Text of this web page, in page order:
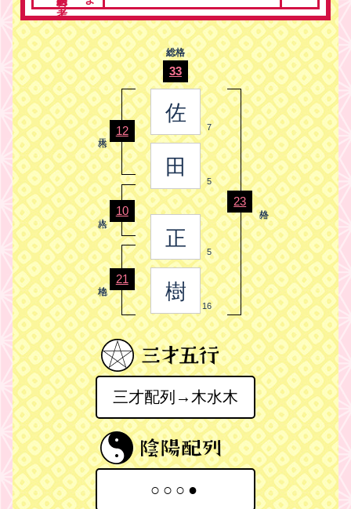
総格
33
佐
7
田
5
12
10
正
5
樹
16
21
23
三才配列→木水木
○○○●